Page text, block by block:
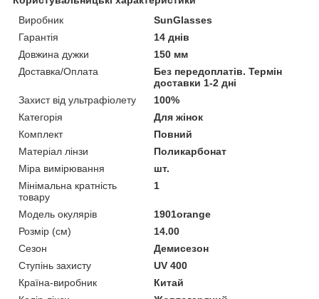
Виробник
SunGlasses
Гарантія
14 днів
Довжина дужки
150 мм
Доставка/Оплата
Без передоплатів. Термін
доставки 1-2 дні
Захист від ультрафіолету
100%
Категорія
Для жінок
Комплект
Повний
Матеріал лінзи
Поликарбонат
Міра вимірювання
шт.
Мінімальна кратність
товару
1
Модель окулярів
1901orange
Розмір (см)
14.00
Сезон
Демисезон
Ступінь захисту
UV 400
Країна-виробник
Китай